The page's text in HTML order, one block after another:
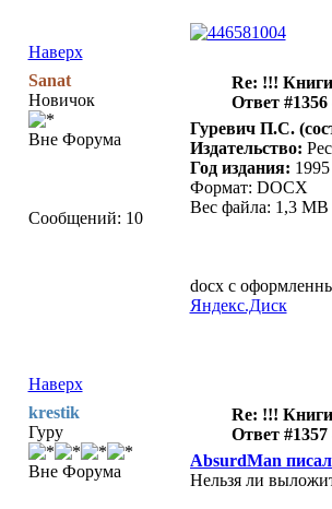
Наверх
Sanat
Новичок
Вне Форума
Сообщений: 10
Re: !!!
Ответ #1356
Гуревич П.С.
Издательство:
Год издания: 1995
Формат: DOCX
Вес файла: 1,3 MB
docx с
Яндекс.Диск
Наверх
krestik
Гуру
Вне Форума
Re: !!!
Ответ #1357
AbsurdMan
Нельзя ли